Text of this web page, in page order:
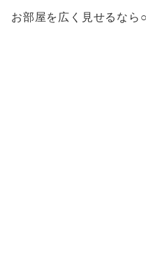
お部屋を広く見せるなら